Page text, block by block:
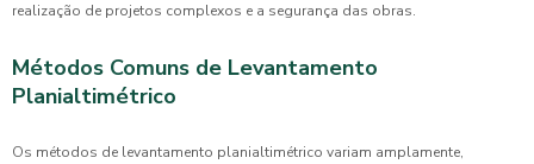
realização de projetos complexos e a segurança das obras.
Métodos Comuns de Levantamento
Planialtimétrico
Os métodos de levantamento planialtimétrico variam amplamente,